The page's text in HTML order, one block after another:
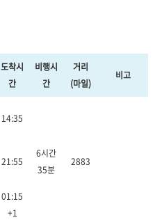
도착시
간
비행시
간
거리
(마일)
비고
14:35
6시간
35분
2883
21:55
01:15
+1